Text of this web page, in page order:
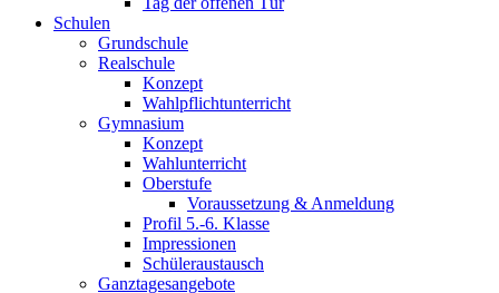
Schulen
Grundschule
Realschule
Konzept
Wahlpflichtunterricht
Gymnasium
Konzept
Wahlunterricht
Oberstufe
Voraussetzung & Anmeldung
Profil 5.-6. Klasse
Impressionen
Schüleraustausch
Ganztagesangebote